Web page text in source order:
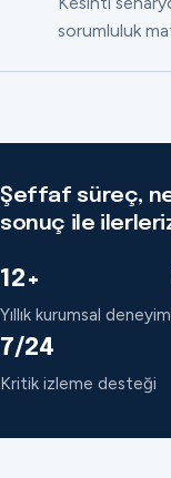
sorumluluk
Şeffaf süreç,
sonuç ile
12+
Yıllık kurumsal deneyim
7/24
Kritik izleme desteği